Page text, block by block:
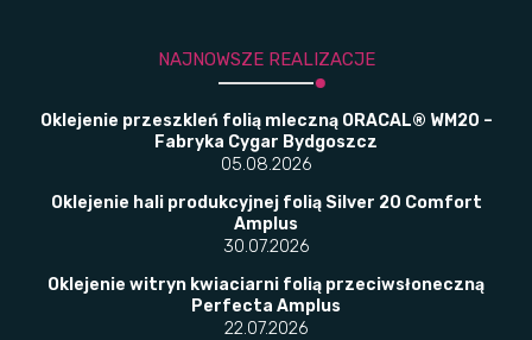
NAJNOWSZE REALIZACJE
Oklejenie przeszkleń folią mleczną ORACAL® WM20 –
Fabryka Cygar Bydgoszcz
05.08.2026
Oklejenie hali produkcyjnej folią Silver 20 Comfort
Amplus
30.07.2026
Oklejenie witryn kwiaciarni folią przeciwsłoneczną
Perfecta Amplus
22.07.2026